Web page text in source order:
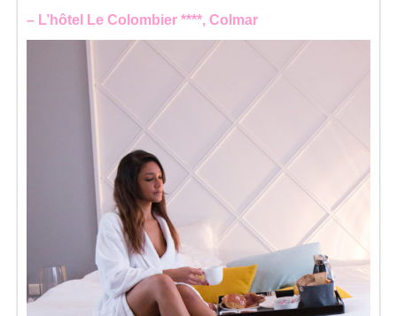
– L’hôtel Le Colombier ****, Colmar